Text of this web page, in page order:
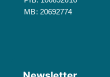
MB: 20692774